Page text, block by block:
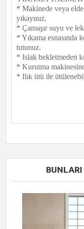
* Makinede veya
yıkayınız.
* Çamaşır suyu ve
* Yıkama esnasında
tutunuz.
* Islak bekletmeden
* Kurutma
* Ilık ütü ile
BUNLARI